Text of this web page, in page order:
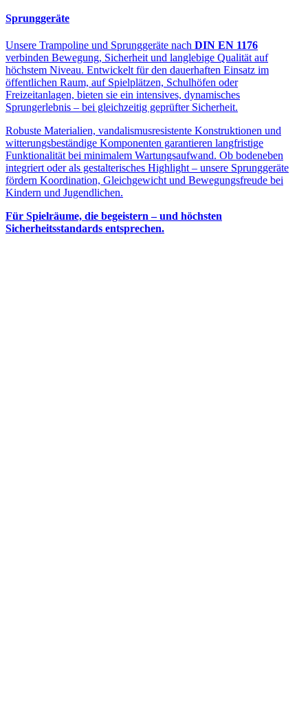
Sprunggeräte
Unsere Trampoline und Sprunggeräte nach DIN EN 1176
verbinden Bewegung, Sicherheit und langlebige Qualität auf
höchstem Niveau. Entwickelt für den dauerhaften Einsatz im
öffentlichen Raum, auf Spielplätzen, Schulhöfen oder
Freizeitanlagen, bieten sie ein intensives, dynamisches
Sprungerlebnis – bei gleichzeitig geprüfter Sicherheit.
Robuste Materialien, vandalismusresistente Konstruktionen und
witterungsbeständige Komponenten garantieren langfristige
Funktionalität bei minimalem Wartungsaufwand. Ob bodeneben
integriert oder als gestalterisches Highlight – unsere Sprunggeräte
fördern Koordination, Gleichgewicht und Bewegungsfreude bei
Kindern und Jugendlichen.
Für Spielräume, die begeistern – und höchsten
Sicherheitsstandards entsprechen.